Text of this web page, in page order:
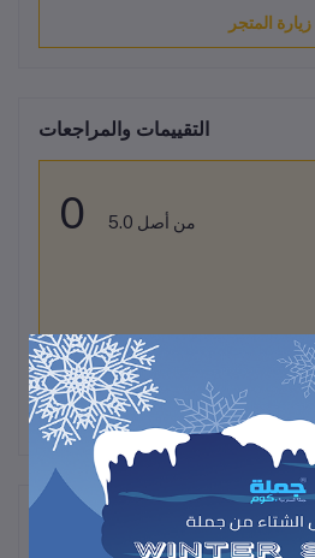
زيارة المتجر
التقييمات والمراجعات
0 من أصل 5.0